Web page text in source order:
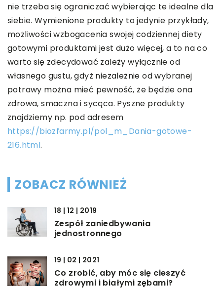
nie trzeba się ograniczać wybierając te idealne dla
siebie. Wymienione produkty to jedynie przykłady,
możliwości wzbogacenia swojej codziennej diety
gotowymi produktami jest dużo więcej, a to na co
warto się zdecydować zależy wyłącznie od
własnego gustu, gdyż niezależnie od wybranej
potrawy można mieć pewność, że będzie ona
zdrowa, smaczna i sycąca. Pyszne produkty
znajdziemy np. pod adresem
https://biozfarmy.pl/pol_m_Dania-gotowe-
216.html.
ZOBACZ RÓWNIEŻ
18 | 12 | 2019
Zespół zaniedbywania
jednostronnego
19 | 02 | 2021
Co zrobić, aby móc się cieszyć
zdrowymi i białymi zębami?